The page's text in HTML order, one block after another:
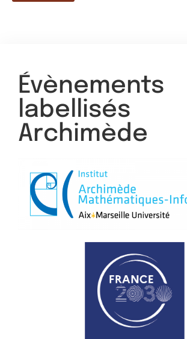
Évènements
labellisés
Archimède